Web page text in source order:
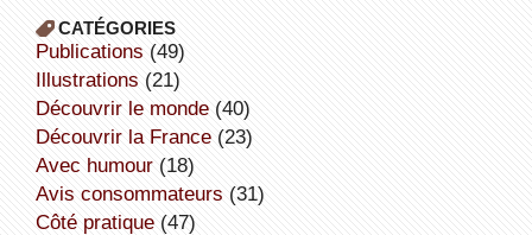
CATÉGORIES
publications (49)
illustrations (21)
découvrir le monde(40)
découvrir la France(23)
avec humour(18)
avis consommateurs (31)
côté pratique(47)